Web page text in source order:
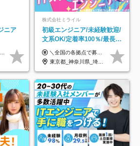
ニア
株式会社ミライル
初級エンジニア/未経験歓迎/
文系OK/定着率100％/最長1
年の自社ITスクール研修あ
り/年休130日
＼全国の各拠点で募集中！／ 給与は以下の通り、勤務地により異なります。 札幌：月給23万円～27万円 仙台：月給22万円～26万円 新潟：月給22万円～26万円 東京：月給26万円～30万円 大阪：月給24万円～29万円 福岡：月給23.5万円～27万円 沖縄：月給21万円～26万円 ◎給与は知識や経験を考慮して決定します。 ◎残業は別途全額支給します。 ◎試用期間12カ月あり（給与は以下の通りです。その他条件に変更はありません） （試用期間の給与） 札幌：月給18.6万円～ 仙台：月給19万円～ 新潟：月給18万円～ 東京：月給22万円～ 大阪：月給20.8万円～ 福岡：月給19万円～ 沖縄：月給18万円～
東京都_神奈川県_埼玉県_千葉県_大阪府_愛知県_北海道_青森県_岩手県_宮城県_秋田県_山形県_福島県_茨城県_栃木県_群馬県_新潟県_山梨県_長野県_富山県_石川県_福井県_静岡県_岐阜県_三重県_兵庫県_京都府_滋賀県_奈良県_和歌山県_広島県_岡山県_鳥取県_島根県_山口県_徳島県_香川県_愛媛県_高知県_福岡県_熊本県_佐賀県_長崎県_大分県_宮崎県_鹿児島県_沖縄県